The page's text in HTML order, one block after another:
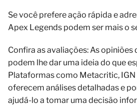
Se você prefere ação rápida e
Apex Legends podem ser mais o
Confira as avaliações: As
podem lhe dar uma ideia do que
Plataformas como Metacritic, IGN
oferecem análises detalhadas e
ajudá-lo a tomar uma decisão